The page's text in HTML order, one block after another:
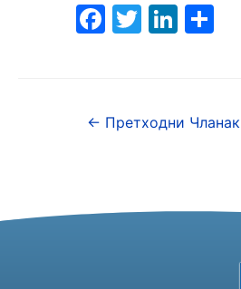
F
b
k
T Li
dI
S
← Претходни Чланак